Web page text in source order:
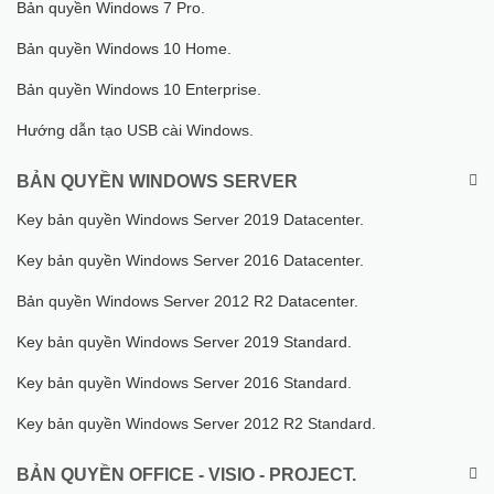
Bản quyền Windows 7 Pro.
Bản quyền Windows 10 Home.
Bản quyền Windows 10 Enterprise.
Hướng dẫn tạo USB cài Windows.
BẢN QUYỀN WINDOWS SERVER
Key bản quyền Windows Server 2019 Datacenter.
Key bản quyền Windows Server 2016 Datacenter.
Bản quyền Windows Server 2012 R2 Datacenter.
Key bản quyền Windows Server 2019 Standard.
Key bản quyền Windows Server 2016 Standard.
Key bản quyền Windows Server 2012 R2 Standard.
BẢN QUYỀN OFFICE - VISIO - PROJECT.